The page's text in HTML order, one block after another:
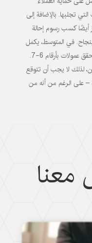
تجلبها. بالإضافة إلى
أيضًا كسب رسوم إحالة
في المتوسط​​، يكمل
وسيط استثمار 2-3 صفقات في السنة ويحقق عمولات بأرقام 6-7.
لذلك لا يجب أن تتوقع
على الرغم من أنه من
معنا